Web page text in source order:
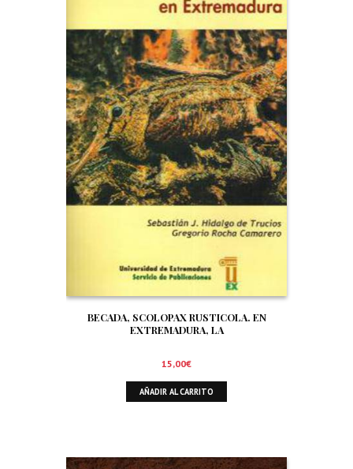
BECADA, SCOLOPAX RUSTICOLA. EN
EXTREMADURA, LA
15,00€
AÑADIR AL CARRITO